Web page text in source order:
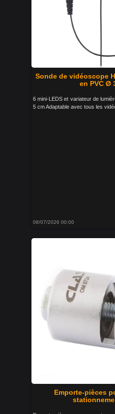
Sonde de vidéoscope
en PVC Ø
6 mini-LEDS et variateur de
5 cm Adaptable avec tous les
08/07/2026 00:00
Emporte-pièces